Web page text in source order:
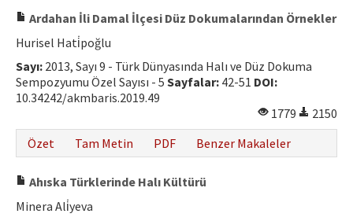
Ardahan İli Damal İlçesi Düz Dokumalarından Örnekler
Hurisel Hati̇poğlu
Sayı: 2013, Sayı 9 - Türk Dünyasında Halı ve Düz Dokuma
Sempozyumu Özel Sayısı - 5 Sayfalar: 42-51 DOI:
10.34242/akmbaris.2019.49
1779
2150
Özet
Tam Metin PDF Benzer Makaleler
Ahıska Türklerinde Halı Kültürü
Minera Ali̇yeva